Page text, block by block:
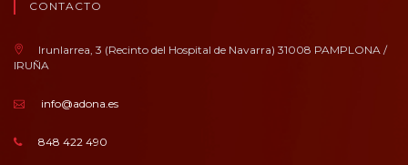
CONTACTO
Irunlarrea, 3 (Recinto del Hospital de Navarra) 31008 PAMPLONA /
IRUÑA
info@adona.es
848 422 490